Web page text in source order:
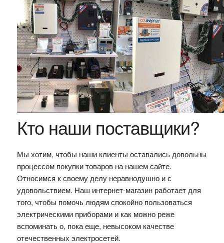
Кто наши поставщики?
Мы хотим, чтобы наши клиенты оставались довольны
процессом покупки товаров на нашем сайте.
Относимся к своему делу неравнодушно и с
удовольствием. Наш интернет-магазин работает для
того, чтобы помочь людям спокойно пользоваться
электрическими приборами и как можно реже
вспоминать о, пока еще, невысоком качестве
отечественных электросетей.